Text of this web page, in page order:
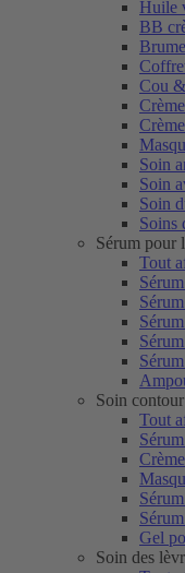
Huile
BB
Cou
Soin
Soin
Soin
Soins
Sérum pour
Tout
Soin
Tout
Gel
Soin des